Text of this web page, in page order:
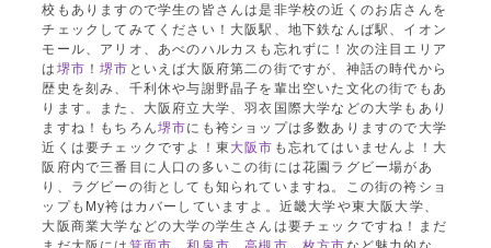
校もありますので学生の皆さんは是非学校の近くのお店さんを
チェックしてみてください！大阪駅、地下鉄なんば駅、イオン
モール、アリオ、あべのハルカスも忘れずに！次の注目エリア
は 堺市 ！堺市 といえば大阪府第二の街ですが、神話の時代から
歴史を刻み、千利休や与謝野晶子を輩出空いた文化の街でもあ
ります。また、大阪府立大学、羽衣国際大学などの大学もあり
ますね！もちろん堺市にも袴ショップは多数ありますので大学
近くは要チェックですよ！東 大阪市 も忘れてはいませんよ！大
阪府内で三番目に人口の多いこの街には花園ラグビー場があ
り、ラグビーの街としても知られていますね。この街の袴ショ
ップもMy袴はカバーしていますよ。近畿大学や東大阪大学、
大阪商業大学などの大学の学生さんは要チェックですね！まだ